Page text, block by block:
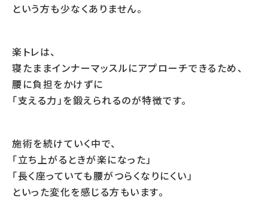
という方も少なくありません。
楽トレは、
寝たままインナーマッスルにアプローチできるため、
腰に負担をかけずに
「支える力」を鍛えられるのが特徴です。
施術を続けていく中で、
「立ち上がるときが楽になった」
「長く座っていても腰がつらくなりにくい」
といった変化を感じる方もいます。